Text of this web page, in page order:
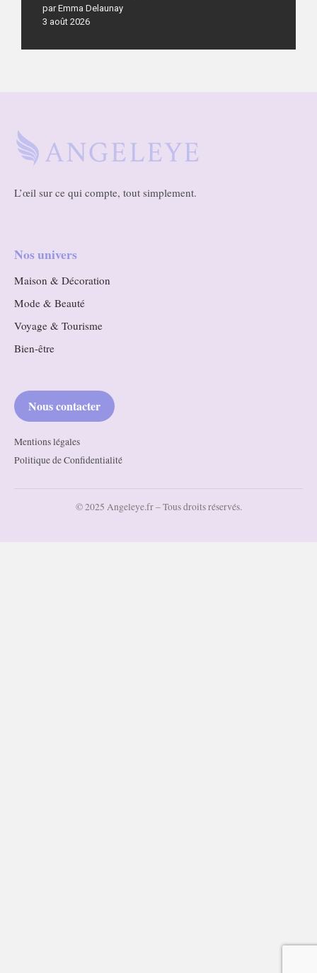
par Emma Delaunay
3 août 2026
L’œil sur ce qui compte, tout simplement.
Nos univers
Maison & Décoration
Mode & Beauté
Voyage & Tourisme
Bien-être
Nous contacter
Mentions légales
Politique de Confidentialité
© 2025 Angeleye.fr – Tous droits réservés.